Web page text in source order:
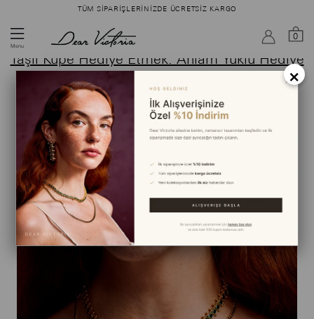
TÜM SIPARIŞLERINIZDE ÜCRETSIZ KARGO
Menu
0
Taşlı Küpe Hediye Etmek: Anlam Yüklü Hediye
Önerileri ve Seçim Rehberi
ANA SAYFA › BLOG ›
×